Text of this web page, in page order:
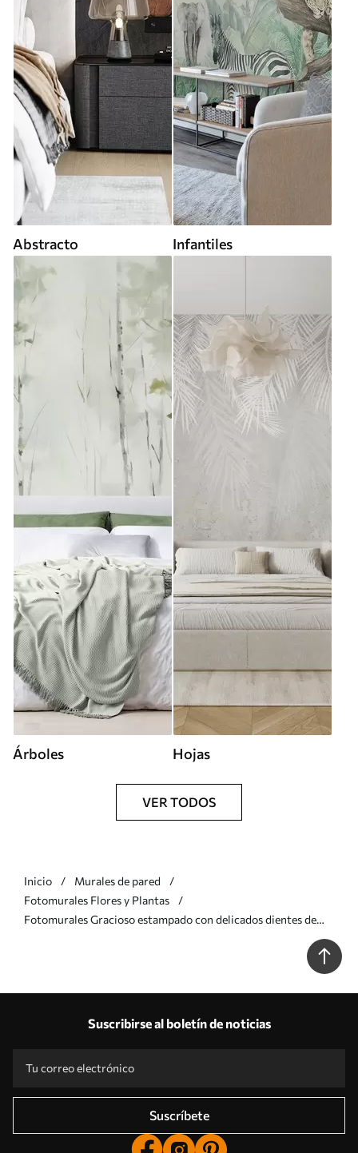
Abstracto Infantiles
Árboles Hojas
VER TODOS
Inicio
Murales de pared
Fotomurales Flores y Plantas
Fotomurales Gracioso estampado con delicados dientes de
Suscribirse al boletín de noticias
Suscríbete